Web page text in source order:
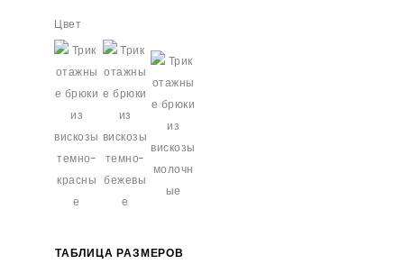
Цвет
ТАБЛИЦА РАЗМЕРОВ